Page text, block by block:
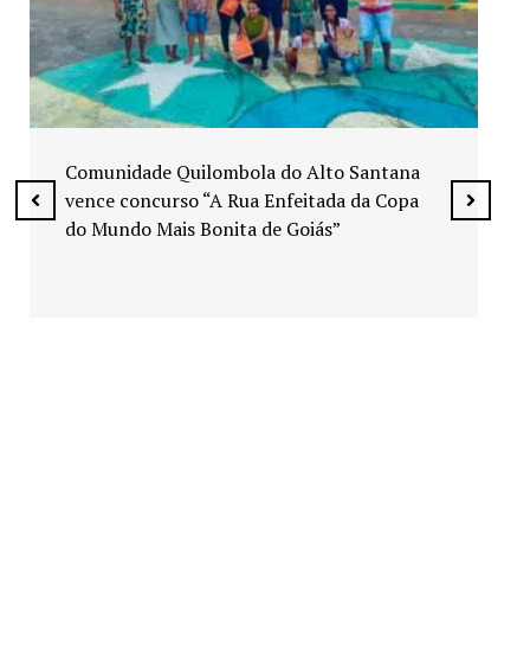
Exposição “Arte em Cores” leva pinturas a
espaços públicos de Senador Canedo